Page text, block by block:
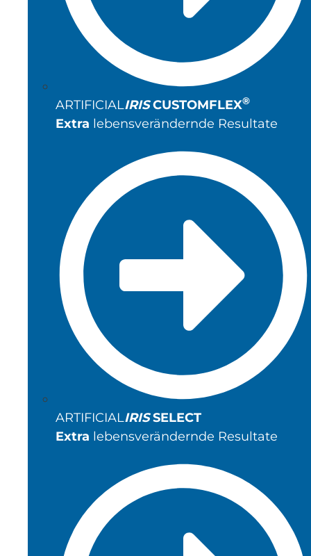
ARTIFICIALIRIS CUSTOMFLEX®
Extra lebensverändernde Resultate
ARTIFICIALIRISSELECT
Extra lebensverändernde Resultate